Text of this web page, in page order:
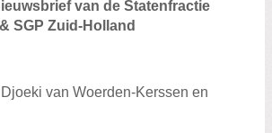
van de Statenfractie
SGP Zuid-Holland
van Woerden-Kerssen en